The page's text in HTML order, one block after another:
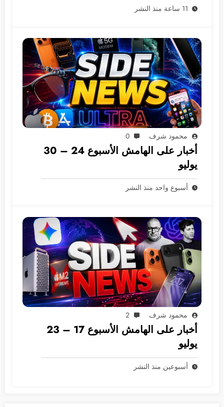
11 ساعة منذ النشر
محمود شرف 0
أخبار على الهامش الأسبوع 24 – 30
يوليو
أسبوع واحد منذ النشر
محمود شرف 2
أخبار على الهامش الأسبوع 17 – 23
يوليو
أسبوعين منذ النشر